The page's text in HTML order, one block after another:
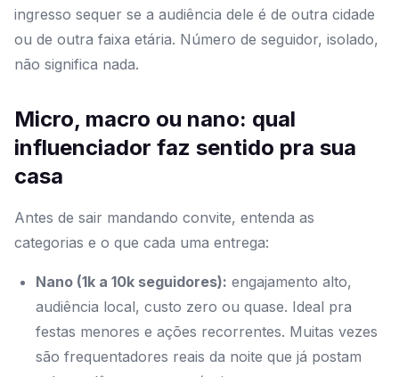
ingresso sequer se a audiência dele é de outra cidade
ou de outra faixa etária. Número de seguidor, isolado,
não significa nada.
Micro, macro ou nano: qual
influenciador faz sentido pra sua
casa
Antes de sair mandando convite, entenda as
categorias e o que cada uma entrega:
Nano (1k a 10k seguidores): engajamento alto,
audiência local, custo zero ou quase. Ideal pra
festas menores e ações recorrentes. Muitas vezes
são frequentadores reais da noite que já postam